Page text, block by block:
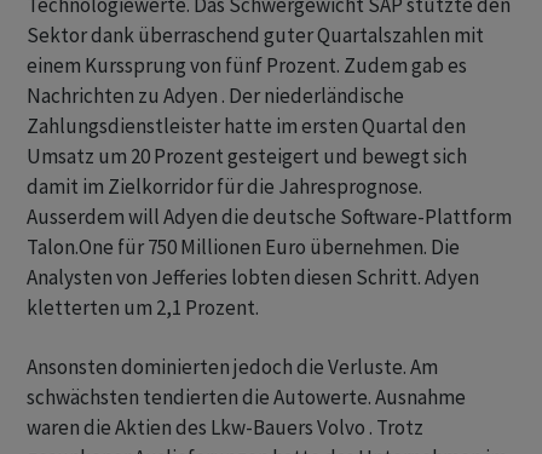
Technologiewerte. Das Schwergewicht SAP stützte den
Sektor dank überraschend guter Quartalszahlen mit
einem Kurssprung von fünf Prozent. Zudem gab es
Nachrichten zu Adyen . Der niederländische
Zahlungsdienstleister hatte im ersten Quartal den
Umsatz um 20 Prozent gesteigert und bewegt sich
damit im Zielkorridor für die Jahresprognose.
Ausserdem will Adyen die deutsche Software-Plattform
Talon.One für 750 Millionen Euro übernehmen. Die
Analysten von Jefferies lobten diesen Schritt. Adyen
kletterten um 2,1 Prozent.
Ansonsten dominierten jedoch die Verluste. Am
schwächsten tendierten die Autowerte. Ausnahme
waren die Aktien des Lkw-Bauers Volvo . Trotz